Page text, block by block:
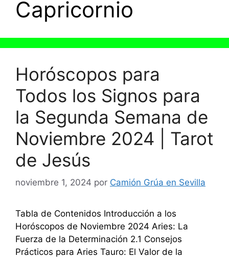
Capricornio
Horóscopos para
Todos los Signos para
la Segunda Semana de
Noviembre 2024 | Tarot
de Jesús
noviembre 1, 2024 por Camión Grúa en Sevilla
Tabla de Contenidos Introducción a los
Horóscopos de Noviembre 2024 Aries: La
Fuerza de la Determinación 2.1 Consejos
Prácticos para Aries Tauro: El Valor de la